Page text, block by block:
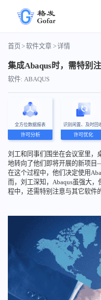
首页>软件文章 >详情
集成Abaqus时，需特别
软件: ABAQUS
全方位数据报表
许可分析
识别闲置、及时回
许可优化
刘工和同事们围坐在会议室里，
地转向了他们即将开展的新项
在这个过程中，他们决定使用
而，刘工深知，Abaqus虽强大
程中，还需特别注意与其它软件